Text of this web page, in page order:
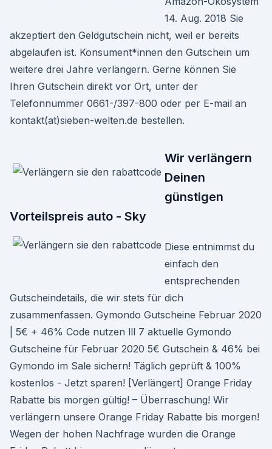
14. Aug. 2018 Sie
akzeptiert den Geldgutschein nicht, weil er bereits
abgelaufen ist. Konsument*innen den Gutschein um
weitere drei Jahre verlängern. Gerne können Sie
Ihren Gutschein direkt vor Ort, unter der
Telefonnummer 0661-/397-800 oder per E-mail an
kontakt(at)sieben-welten.de bestellen.
Wir verlängern
Deinen
günstigen
Vorteilspreis auto - Sky
Diese entnimmst du
einfach den
entsprechenden
Gutscheindetails, die wir stets für dich
zusammenfassen. Gymondo Gutscheine Februar 2020
| 5€ + 46% Code nutzen lll 7 aktuelle Gymondo
Gutscheine für Februar 2020 5€ Gutschein & 46% bei
Gymondo im Sale sichern! Täglich geprüft & 100%
kostenlos - Jetzt sparen! [Verlängert] Orange Friday
Rabatte bis morgen gültig! – Überraschung! Wir
verlängern unsere Orange Friday Rabatte bis morgen!
Wegen der hohen Nachfrage wurden die Orange